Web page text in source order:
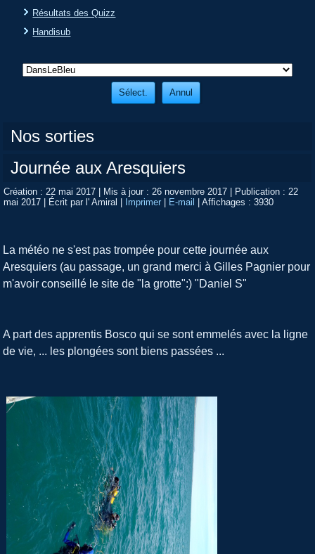
Résultats des Quizz
Handisub
Nos sorties
Journée aux Aresquiers
Création : 22 mai 2017 | Mis à jour : 26 novembre 2017 | Publication : 22
mai 2017 | Écrit par l' Amiral | Imprimer | E-mail |Affichages : 3930
La météo ne s'est pas trompée pour cette journée aux
Aresquiers (au passage, un grand merci à Gilles Pagnier pour
m'avoir conseillé le site de "la grotte":) "Daniel S"
A part des apprentis Bosco qui se sont emmelés avec la ligne
de vie, ... les plongées sont biens passées ...